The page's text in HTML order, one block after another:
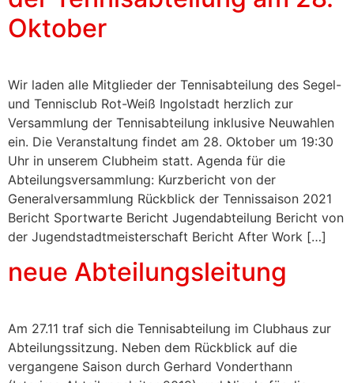
Oktober
Wir laden alle Mitglieder der Tennisabteilung des Segel-
und Tennisclub Rot-Weiß Ingolstadt herzlich zur
Versammlung der Tennisabteilung inklusive Neuwahlen
ein. Die Veranstaltung findet am 28. Oktober um 19:30
Uhr in unserem Clubheim statt. Agenda für die
Abteilungsversammlung: Kurzbericht von der
Generalversammlung Rückblick der Tennissaison 2021
Bericht Sportwarte Bericht Jugendabteilung Bericht von
der Jugendstadtmeisterschaft Bericht After Work […]
neue Abteilungsleitung
Am 27.11 traf sich die Tennisabteilung im Clubhaus zur
Abteilungssitzung. Neben dem Rückblick auf die
vergangene Saison durch Gerhard Vonderthann